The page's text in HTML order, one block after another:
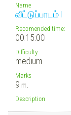
Name
வீட்டுப்பாடம் I
Recomended time:
00:15:00
Difficulty
medium
Marks
9 m.
Description